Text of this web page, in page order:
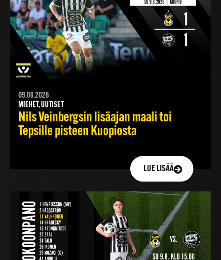
09.08.2026
MIEHET, UUTISET
Nils Veinbergsin lisäajan maali toi
Tepsille pisteen Kuopiosta
LUE LISÄÄ